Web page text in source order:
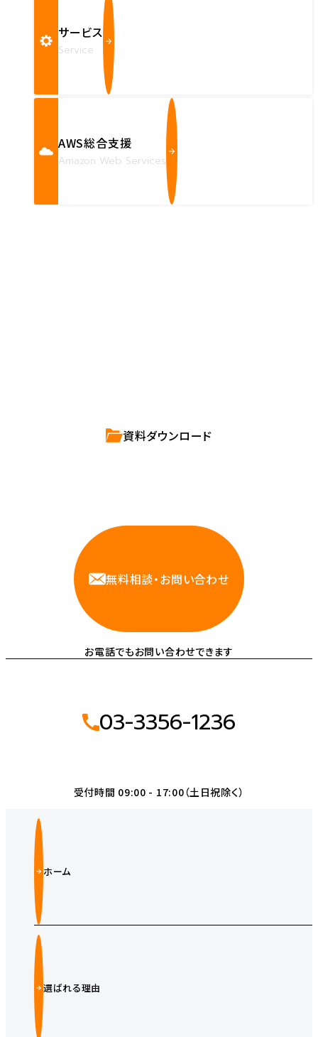
サービス
Service
AWS総合支援
Amazon Web Services
資料ダウンロード
無料相談・お問い合わせ
お電話でもお問い合わせできます
03-3356-1236
受付時間 09:00 - 17:00（土日祝除く）
ホーム
選ばれる理由